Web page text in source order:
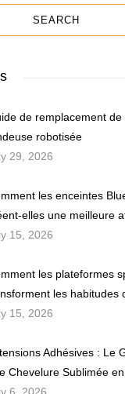
de remplacement de
robotisée
29, 2026
les enceintes
elles une meilleure
15, 2026
les plateformes
les habitudes
15, 2026
Adhésives : Le
Chevelure Sublimée
6, 2026